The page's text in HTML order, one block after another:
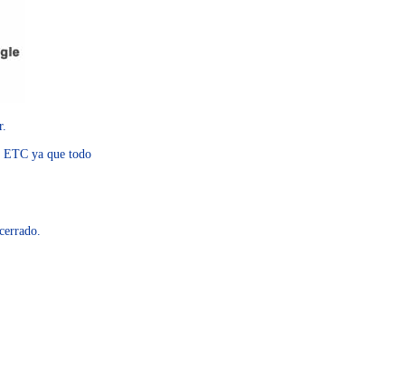
ya que todo